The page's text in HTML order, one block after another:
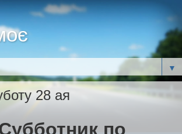
▼
28 ая
по